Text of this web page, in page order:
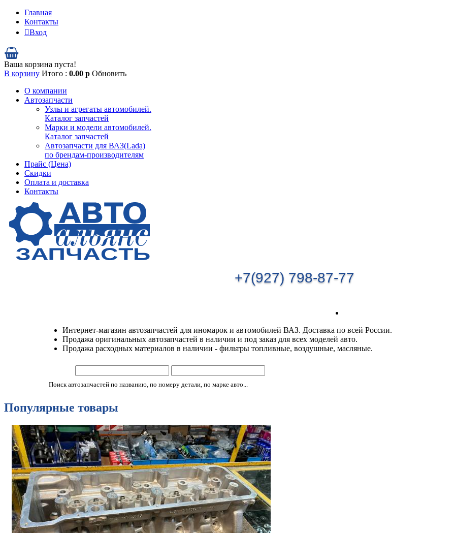
Главная
Контакты
Вход
Ваша корзина пуста!
В корзину Итого : 0.00 р Обновить
О компании
Автозапчасти
Узлы и агрегаты автомобилей.
Каталог запчастей
Марки и модели автомобилей.
Каталог запчастей
Автозапчасти для ВАЗ(Lada)
по брендам-производителям
Прайс (Цена)
Скидки
Оплата и доставка
Контакты
+7(927) 798-87-77
Интернет-магазин автозапчастей для иномарок и автомобилей ВАЗ. Доставка по всей России.
Продажа оригинальных автозапчастей в наличии и под заказ для всех моделей авто.
Продажа расходных материалов в наличии - фильтры топливные, воздушные, масляные.
Поиск автозапчастей по названию, по номеру детали, по марке авто...
Популярные товары